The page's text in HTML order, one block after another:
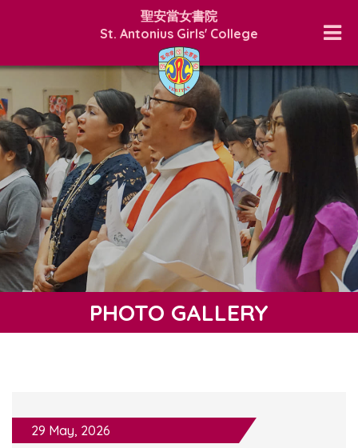
聖安當女書院
St. Antonius Girls' College
PHOTO GALLERY
29 May, 2026